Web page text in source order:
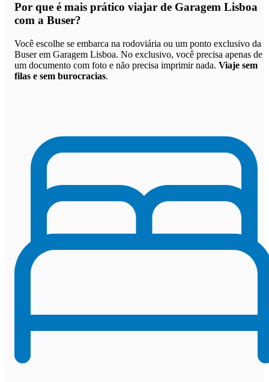
Por que é mais prático viajar de Garagem Lisboa
com a Buser?
Você escolhe se embarca na rodoviária ou um ponto exclusivo da
Buser em Garagem Lisboa. No exclusivo, você precisa apenas de
um documento com foto e não precisa imprimir nada. Viaje sem
filas e sem burocracias.